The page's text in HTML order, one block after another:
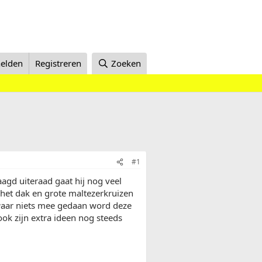
Registreren Zoeken
#1
uiteraad gaat hij nog veel
dak en grote maltezerkruizen
niets mee gedaan word deze
zijn extra ideen nog steeds